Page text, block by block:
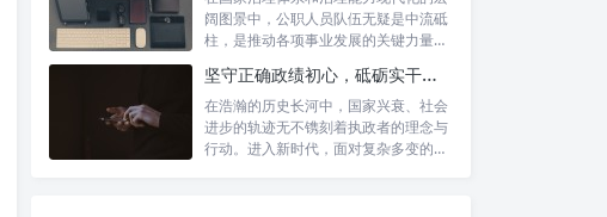
阔图景中，公职人员队伍无疑是中流砥
柱，是推动各项事业发展的关键力量。
坚守正确政绩初心，砥砺实干担当精神：新时代高质量发展的核心引擎
在浩瀚的历史长河中，国家兴衰、社会
进步的轨迹无不镌刻着执政者的理念与
行动。进入新时代，面对复杂多变的国